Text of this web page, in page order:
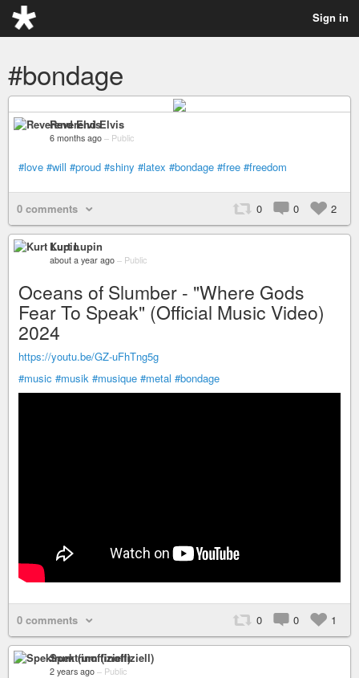
Sign in
#bondage
Reverend Elvis
6 months ago – Public
#love #will #proud #shiny #latex #bondage #free #freedom
0 comments 0 0 2
Kurt Lupin
about a year ago – Public
Oceans of Slumber - "Where Gods
Fear To Speak" (Official Music Video)
2024
https://youtu.be/GZ-uFhTng5g
#music #musik #musique #metal #bondage
0 comments 0 0 1
Spektrum (inoffiziell)
2 years ago – Public